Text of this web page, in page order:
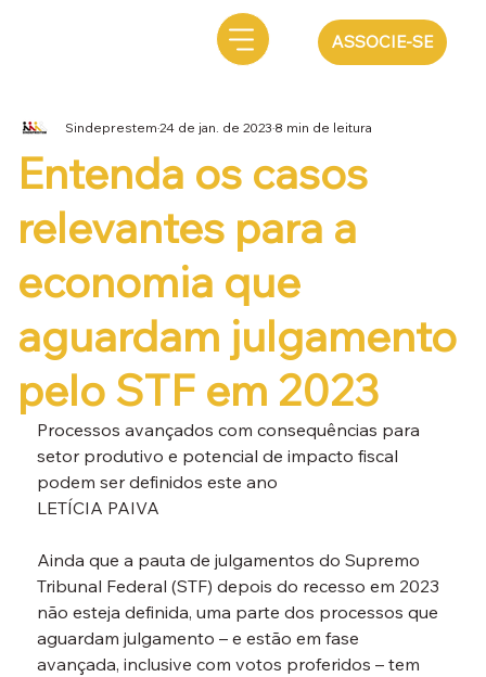
ASSOCIE-SE
Entenda os casos
relevantes para a
economia que
aguardam julgamento
pelo STF em 2023
Sindeprestem24 de jan. de 20238 min de leitura
Processos avançados com consequências para
setor produtivo e potencial de impacto fiscal
podem ser definidos este ano
LETÍCIA PAIVA
Ainda que a pauta de julgamentos do Supremo
Tribunal Federal (STF) depois do recesso em 2023
não esteja definida, uma parte dos processos que
aguardam julgamento – e estão em fase
avançada, inclusive com votos proferidos – tem